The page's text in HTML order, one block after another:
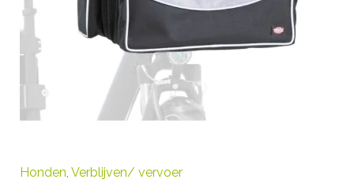
Honden, Verblijven/ vervoer